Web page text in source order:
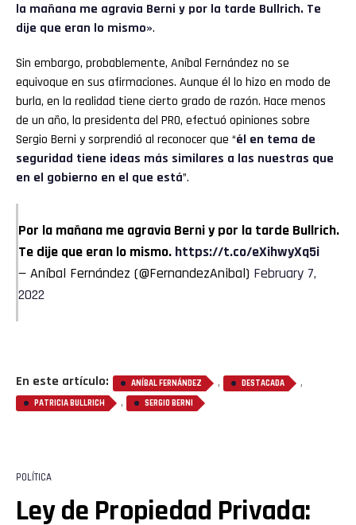
la mañana me agravia Berni y por la tarde Bullrich. Te
dije que eran lo mismo».
Sin embargo, probablemente, Aníbal Fernández no se
equivoque en sus afirmaciones. Aunque él lo hizo en modo de
burla, en la realidad tiene cierto grado de razón. Hace menos
de un año, la presidenta del PRO, efectuó opiniones sobre
Sergio Berni y sorprendió al reconocer que “él en tema de
seguridad tiene ideas más similares a las nuestras que
en el gobierno en el que está”.
Por la mañana me agravia Berni y por la tarde Bullrich.
Te dije que eran lo mismo. https://t.co/eXihwyXq5i
— Aníbal Fernández (@FernandezAnibal) February 7,
2022
En este artículo: ANÍBAL FERNÁNDEZ , DESTACADA ,
PATRICIA BULLRICH , SERGIO BERNI
POLÍTICA
Ley de Propiedad Privada: